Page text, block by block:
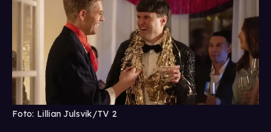
Foto: Lillian Julsvik/TV 2